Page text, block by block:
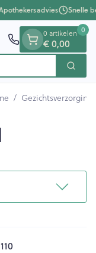
Snelle
Zoek
0 artikelen
€ 0,00
0
/ Gezichtsverzorging
110